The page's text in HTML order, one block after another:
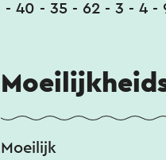
- 40 - 35 - 62 - 3 - 4 -
Moeilijk